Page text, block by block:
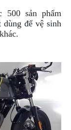
500 sản phẩm
dùng để vệ sinh